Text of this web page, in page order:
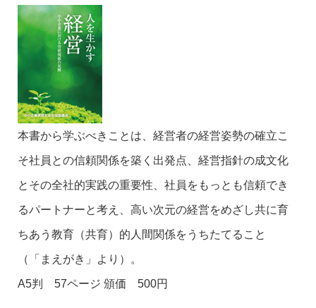
本書から学ぶべきことは、経営者の経営姿勢の確立こ
そ社員との信頼関係を築く出発点、経営指針の成文化
とその全社的実践の重要性、社員をもっとも信頼でき
るパートナーと考え、高い次元の経営をめざし共に育
ちあう教育（共育）的人間関係をうちたてること
（「まえがき」より）。
A5判 57ページ 頒価 500円